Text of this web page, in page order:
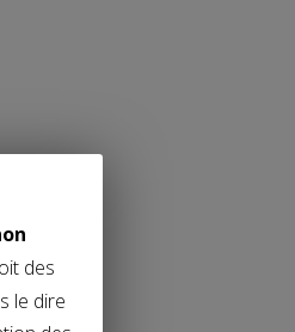
que si
des
le dire